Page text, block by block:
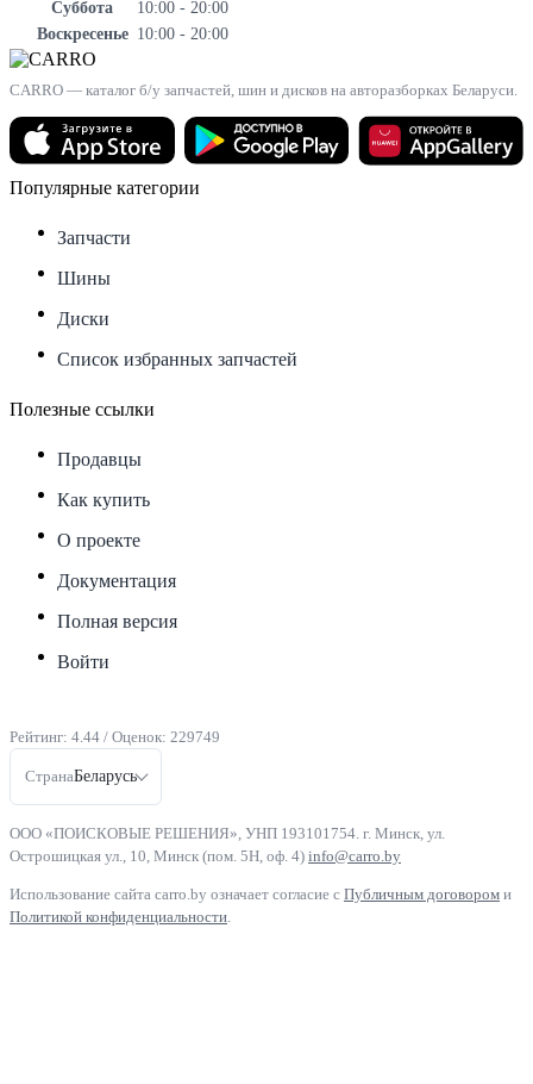
Суббота
10:00 - 20:00
Воскресенье 10:00 - 20:00
CARRO — каталог б/у запчастей, шин и дисков на авторазборках Беларуси.
Популярные категории
Запчасти
Шины
Диски
Список избранных запчастей
Полезные ссылки
Продавцы
Как купить
О проекте
Документация
Полная версия
Войти
Рейтинг: 4.44 / Оценок: 229749
СтранаБеларусь
ООО «ПОИСКОВЫЕ РЕШЕНИЯ», УНП 193101754. г. Минск, ул.
Острошицкая ул., 10, Минск (пом. 5Н, оф. 4) info@carro.by
Использование сайта carro.by означает согласие с Публичным договором и
Политикой конфиденциальности